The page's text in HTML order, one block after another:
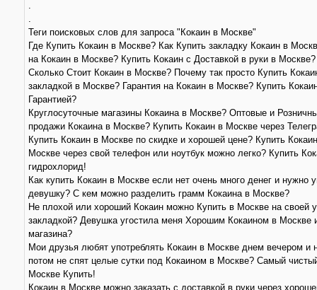
Теги поисковых слов для запроса "Кокаин в Москве"
Где Купить Кокаин в Москве? Как Купить закладку Кокаин в
на Кокаин в Москве? Купить Кокаин с Доставкой в руки в Москве?
Сколько Стоит Кокаин в Москве? Почему так просто Купить
закладкой в Москве? Гарантия на Кокаин в Москве? Купить
Гарантией?
Круглосуточные магазины Кокаина в Москве? Оптовые и
продажи Кокаина в Москве? Купить Кокаин в Москве через
Купить Кокаин в Москве по скидке и хорошей цене? Купить
Москве через свой телефон или ноутбук можно легко? Купить
гидрохлорид!
Как купить Кокаин в Москве если нет очень много денег и нужно
девушку? С кем можно разделить грамм Кокаина в Москве?
Не плохой или хороший Кокаин можно Купить в Москве на своей
закладкой? Девушка угостила меня Хорошим Кокаином в Москве
магазина?
Мои друзья любят употреблять Кокаин в Москве днем вечером и
потом не спят целые сутки под Кокаином в Москве? Самый
Москве Купить!
Кокаин в Москве можно заказать с доставкой в руки через